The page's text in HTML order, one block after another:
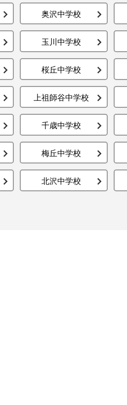
奥沢中学校
玉川中学校
桜丘中学校
上祖師谷中学校
千歳中学校
梅丘中学校
北沢中学校